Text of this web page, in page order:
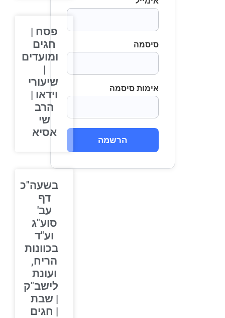
סיסמה
אימות סיסמה
הרשמה
פסח |
חגים
ומועדים
שיעורי
וידאו |
הרב
שי
אסיא
בשעה"כ
דף
עב'
סוע"ג
וע"ד
בכוונות
הריח,
ועונת
לישב"ק
| שבת
| חגים